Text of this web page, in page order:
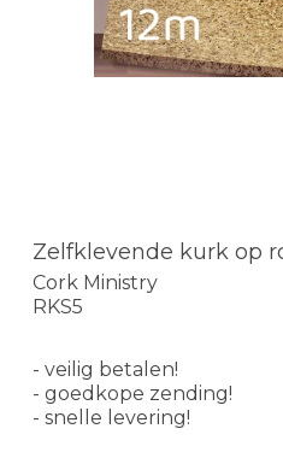
Zelfklevende kurk op
Cork Ministry
RKS5
- veilig betalen!
- goedkope zending!
- snelle levering!